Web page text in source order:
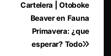
Cartelera | Otoboke
Beaver en Fauna
Primavera: ¿que
esperar? Todo